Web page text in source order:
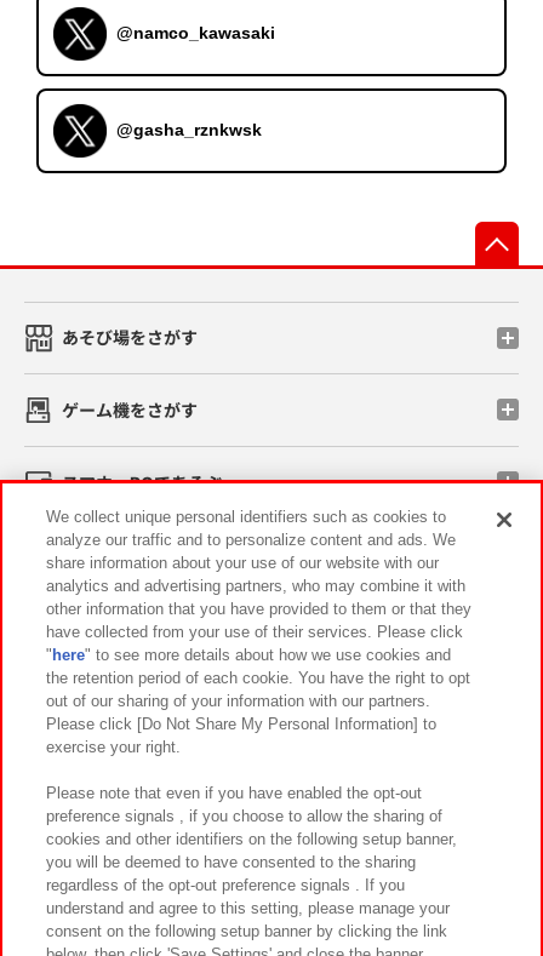
@namco_kawasaki
@gasha_rznkwsk
あそび場をさがす
ゲーム機をさがす
スマホ・PCであそぶ
イベント・キャンペーン
関連会社 サステナビリティ サイトポリシー
プライバシーポリシー ウェブアクセシビリティ方針と検証結果
お取引先さまとともに
カスタマーハラスメント対応方針 よくあるご質問・お問い合わせ
We collect unique personal identifiers such as cookies to
analyze our traffic and to personalize content and ads. We
share information about your use of our website with our
analytics and advertising partners, who may combine it with
other information that you have provided to them or that they
have collected from your use of their services. Please click
" here" to see more details about how we use cookies and
the retention period of each cookie. You have the right to opt
out of our sharing of your information with our partners.
Please click [Do Not Share My Personal Information] to
exercise your right.
Please note that even if you have enabled the opt-out
preference signals , if you choose to allow the sharing of
cookies and other identifiers on the following setup banner,
you will be deemed to have consented to the sharing
regardless of the opt-out preference signals . If you
understand and agree to this setting, please manage your
consent on the following setup banner by clicking the link